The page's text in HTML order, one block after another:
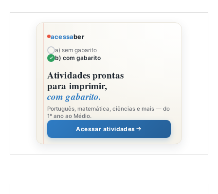
acessaber
a) sem gabarito
b) com gabarito
Atividades prontas
para imprimir,
com gabarito.
Português, matemática, ciências e mais — do
1º ano ao Médio.
Acessar atividades